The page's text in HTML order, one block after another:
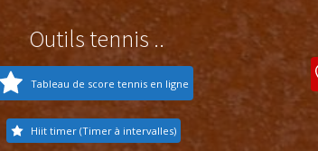
Outils tennis ..
Tableau de score tennis en ligne
Hiit timer (Timer à intervalles)